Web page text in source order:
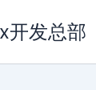
开发总部